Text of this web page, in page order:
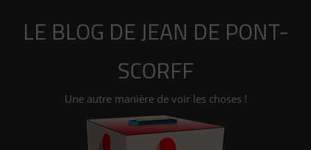
LE BLOG DE JEAN DE PONT-
SCORFF
Une autre manière de voir les choses !